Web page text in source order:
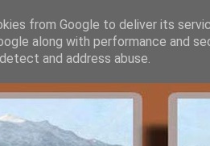
from Google to deliver its
along with performance and
and address abuse.